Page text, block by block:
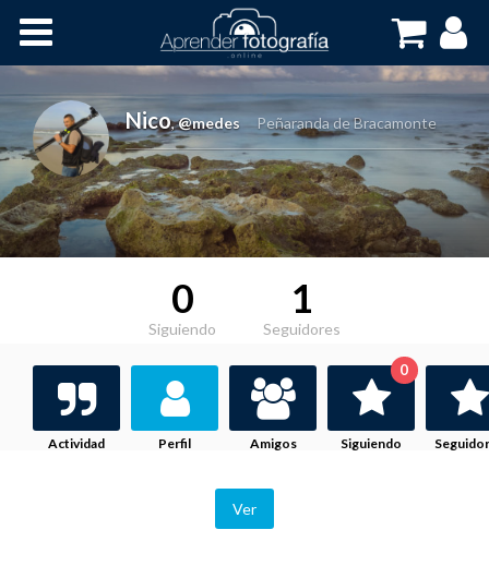
Cursos OnLine
Nico,@medes Peñaranda de Bracamonte
0
Siguiendo
1
Seguidores
Actividad Perfil Amigos Siguiendo
0
Ver